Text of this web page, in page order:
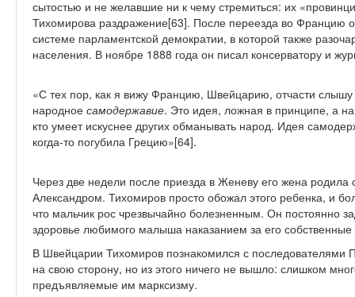
сытостью и не желавшие ни к чему стремиться: их
Тихомирова раздражение[63]. После переезда во Францию
системе парламентской демократии, в которой также
населения. В ноябре 1888 года он писал консерватору и
«С тех пор, как я вижу Францию, Швейцарию, отчасти
народное самодержавие. Это идея, ложная в принципе, а на
кто умеет искуснее других обманывать народ. Идея
когда-то погубила Грецию»[64].
Через две недели после приезда в Женеву его жена родила
Александром. Тихомиров просто обожал этого ребенка, и
что мальчик рос чрезвычайно болезненным. Он постоянно
здоровье любимого малыша наказанием за его собственные
В Швейцарии Тихомиров познакомился с последователями
на свою сторону, но из этого ничего не вышло: слишком
предъявляемые им марксизму.